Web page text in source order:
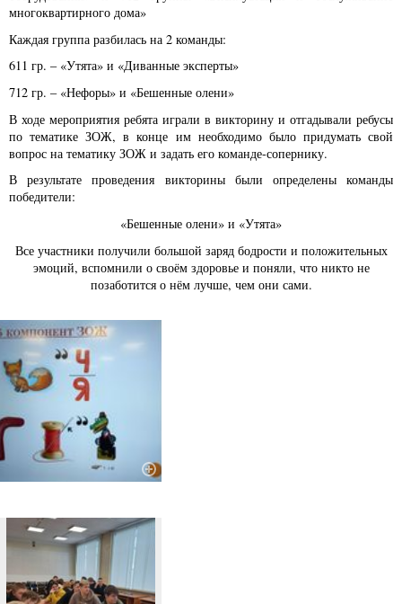
многоквартирного дома»
Каждая группа разбилась на 2 команды:
611 гр. – «Утята» и «Диванные эксперты»
712 гр. – «Нефоры» и «Бешенные олени»
В ходе мероприятия ребята играли в викторину и отгадывали ребусы
по тематике ЗОЖ, в конце им необходимо было придумать свой
вопрос на тематику ЗОЖ и задать его команде-сопернику.
В результате проведения викторины были определены команды
победители:
«Бешенные олени» и «Утята»
Все участники получили большой заряд бодрости и положительных
эмоций, вспомнили о своём здоровье и поняли, что никто не
позаботится о нём лучше, чем они сами.